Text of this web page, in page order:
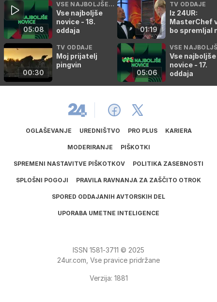
05:08
VSE NAJBOLJŠE N
OVICE
Vse najboljše
novice - 18.
oddaja
00:30
TV ODDAJE
Moj prijatelj
pingvin
01:19
TV ODDAJE
Iz 24UR:
MasterChef
bo spremljal
05:06
VSE
OVICE
Vse najboljše
novice - 17.
oddaja
OGLAŠEVANJE UREDNIŠTVO PRO PLUS KARIERA
MODERIRANJE PIŠKOTKI
SPREMENI NASTAVITVE PIŠKOTKOV POLITIKA ZASEBNOSTI
SPLOŠNI POGOJI PRAVILA RAVNANJA ZA ZAŠČITO OTROK
SPORED ODDAJANIH AVTORSKIH DEL
UPORABA UMETNE INTELIGENCE
ISSN 1581‑3711 © 2025
24ur.com, Vse pravice pridržane
Verzija: 1881